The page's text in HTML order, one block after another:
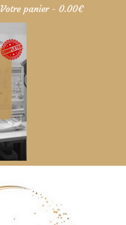
Votre panier - 0.00€